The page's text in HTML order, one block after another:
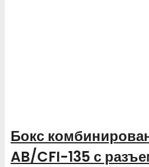
Бокс
AB/CFI-135 с